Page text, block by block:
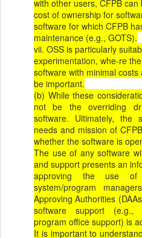
with other users, CFPB
cost of ownership for
software for which CFPB
maintenance (e.g., GOTS).
vii. OSS is particularly
experimentation, whe-re
software with minimal
be important.
(b) While these
not be the overriding
software. Ultimately, the
needs and mission of
whether the software is
The use of any software
and support presents an
approving the use of
system/program
Approving Authorities
software support (e.g.,
program office support) is
It is important to